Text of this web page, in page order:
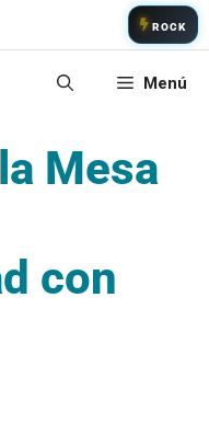
ROCK
Menú
Mesa
con